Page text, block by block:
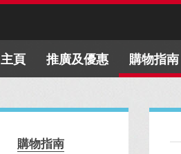
主頁 推廣及優惠 購物指南
購物指南